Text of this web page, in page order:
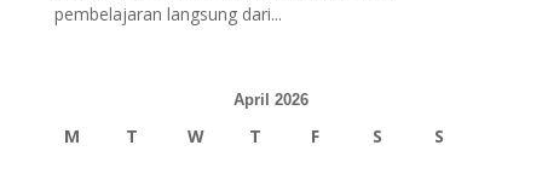
pembelajaran langsung dari...
April 2026
M T W T F S S